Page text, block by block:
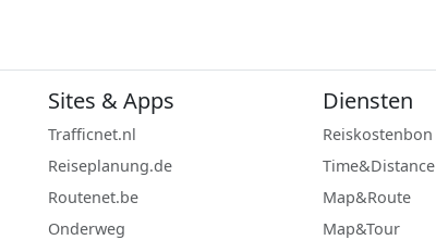
Sites & Apps
Trafficnet.nl
Reiseplanung.de
Routenet.be
Onderweg
Diensten
Reiskostenbon
Time&Distance
Map&Route
Map&Tour